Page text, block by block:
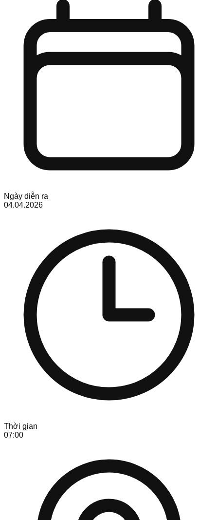
Ngày diễn ra
04.04.2026
Thời gian
07:00